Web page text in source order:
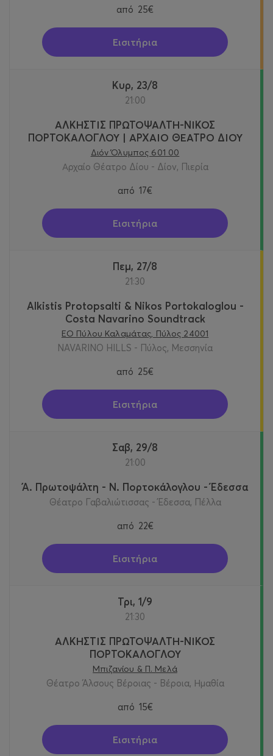
από 25€
Εισιτήρια
Κυρ, 23/8
21:00
ΑΛΚΗΣΤΙΣ ΠΡΩΤΟΨΑΛΤΗ-ΝΙΚΟΣ
ΠΟΡΤΟΚΑΛΟΓΛΟΥ | ΑΡΧΑΙΟ ΘΕΑΤΡΟ ΔΙΟΥ
Διόν Όλυμπος 601 00
Αρχαίο Θέατρο Δίου - Δίον, Πιερία
από 17€
Εισιτήρια
Πεμ, 27/8
21:30
Alkistis Protopsalti & Nikos Portokaloglou -
Costa Navarino Soundtrack
ΕΟ Πύλου Καλαμάτας, Πύλος 24001
NAVARINO HILLS - Πύλος, Μεσσηνία
από 25€
Εισιτήρια
Σαβ, 29/8
21:00
Ά. Πρωτοψάλτη - Ν. Πορτοκάλογλου - Έδεσσα
Θέατρο Γαβαλιώτισσας - Έδεσσα, Πέλλα
από 22€
Εισιτήρια
Τρι, 1/9
21:30
ΑΛΚΗΣΤΙΣ ΠΡΩΤΟΨΑΛΤΗ-ΝΙΚΟΣ
ΠΟΡΤΟΚΑΛΟΓΛΟΥ
Μπιζανίου & Π. Μελά
Θέατρο Άλσους Βέροιας - Βέροια, Ημαθία
από 15€
Εισιτήρια